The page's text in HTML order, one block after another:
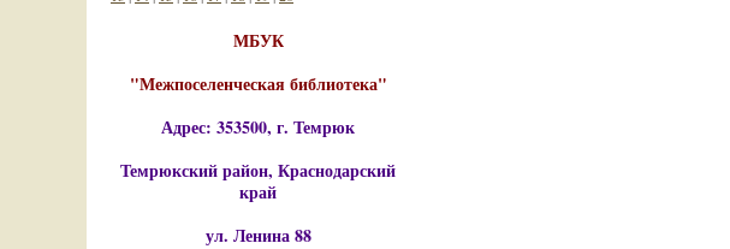
МБУК
"Межпоселенческая библиотека"
Адрес: 353500, г. Темрюк
Темрюкский район, Краснодарский
край
ул. Ленина 88